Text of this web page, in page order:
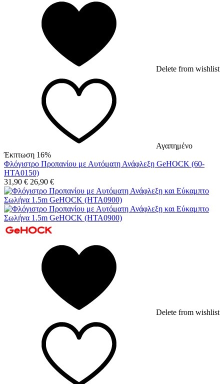
Delete from wishlist
Αγαπημένο
Έκπτωση 16%
Φλόγιστρο Προπανίου με Αυτόματη Ανάφλεξη GeHOCK (60-
HTA0150)
31,90 € 26,90 €
Delete from wishlist